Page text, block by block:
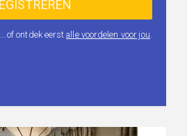
...of ontdek eerstalle voordelen voor jou.